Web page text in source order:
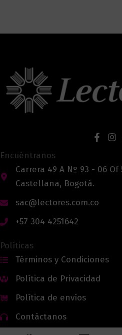
Encuéntranos
Carrera 49 A Nº 93 - 06 Of
Castellana, Bogotá.
sac@lectores.com.co
+57 304 4251642
Políticas
Términos y Condiciones
Política de Privacidad
Política de envíos
Contáctanos